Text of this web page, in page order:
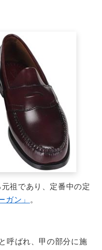
祖であり、定番中の定
ガン」 。
呼ばれ、甲の部分に施